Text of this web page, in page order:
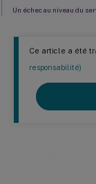
Ce article a été
responsabilité)
Un échec au niveau du